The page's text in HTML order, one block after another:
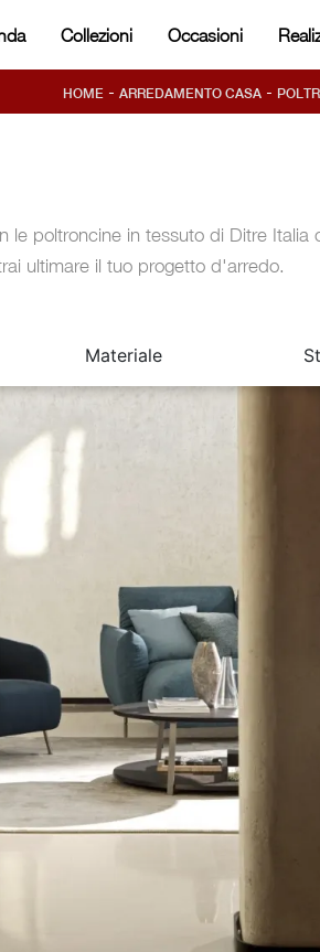
Collezioni Occasioni
HOME - ARREDAMENTO CASA-
le poltroncine in tessuto di Ditre Italia
ultimare il tuo progetto d'arredo.
Materiale